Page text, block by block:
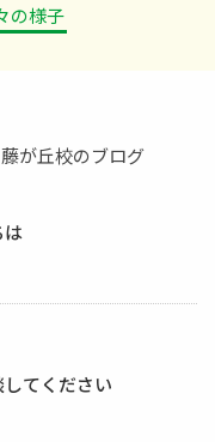
の様子
藤が丘校のブログ
は
てください